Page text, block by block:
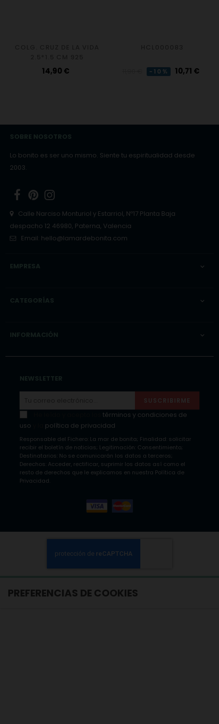
Precio
14,90 € -10% Precio
10,71 €
SOBRE NOSOTROS
Lo bonito es ser uno mismo. Siente tu espiritualidad desde
2003.
FacebookPinterest
Calle Narciso Monturiol y Estarriol, Nº17 Planta Baja
despacho 12 46980, Paterna, Valencia
Email: hello@lamardebonita.com
EMPRESA 
CATEGORÍAS 
INFORMACIÓN 
NEWSLETTER
SUSCRIBIRME
términos y condiciones de
uso
política de privacidad
Responsable del Fichero: La mar de bonita; Finalidad: solicitar
recibir el boletín de noticias; Legitimación: Consentimiento;
Destinatarios: No se comunicarán los datos a terceros;
Derechos: Acceder, rectificar, suprimir los datos así como el
resto de derechos que le explicamos en nuestra Política de
Privacidad.
PREFERENCIAS DE COOKIES